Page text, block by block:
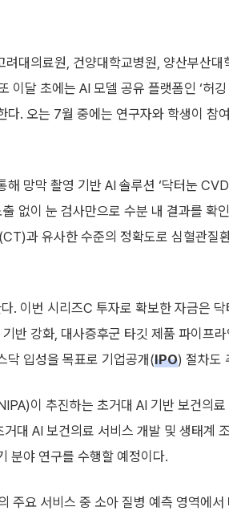
대의료원, 건양대학교병원, 양산부산대
달 초에는 AI 모델 공유 플랫폼인 ‘허깅
. 오는 7월 중에는 연구자와 학생이 참
망막 촬영 기반 AI 솔루션 ‘닥터눈
없이 눈 검사만으로 수분 내 결과를 확
과 유사한 수준의 정확도로 심혈관질
. 이번 시리즈C 투자로 확보한 자금은
반 강화, 대사증후군 타깃 제품 파이프
닥 입성을 목표로 기업공개(IPO) 절차도
이 추진하는 초거대 AI 기반 보건의료
대 AI 보건의료 서비스 개발 및 생태계
분야 연구를 수행할 예정이다.
주요 서비스 중 소아 질병 예측 영역에서